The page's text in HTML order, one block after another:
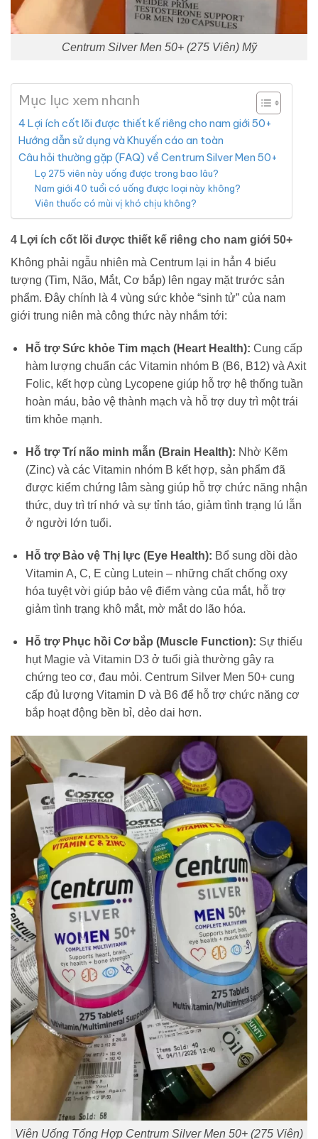
Centrum Silver Men 50+ (275 Viên) Mỹ
Mục lục xem nhanh
4 Lợi ích cốt lõi được thiết kế riêng cho nam giới 50+
Hướng dẫn sử dụng và Khuyến cáo an toàn
Câu hỏi thường gặp (FAQ) về Centrum Silver Men 50+
Lọ 275 viên này uống được trong bao lâu?
Nam giới 40 tuổi có uống được loại này không?
Viên thuốc có mùi vị khó chịu không?
4 Lợi ích cốt lõi được thiết kế riêng cho nam giới 50+
Không phải ngẫu nhiên mà Centrum lại in hẳn 4 biểu
tượng (Tim, Não, Mắt, Cơ bắp) lên ngay mặt trước sản
phẩm. Đây chính là 4 vùng sức khỏe “sinh tử” của nam
giới trung niên mà công thức này nhắm tới:
Hỗ trợ Sức khỏe Tim mạch (Heart Health): Cung cấp
hàm lượng chuẩn các Vitamin nhóm B (B6, B12) và Axit
Folic, kết hợp cùng Lycopene giúp hỗ trợ hệ thống tuần
hoàn máu, bảo vệ thành mạch và hỗ trợ duy trì một trái
tim khỏe mạnh.
Hỗ trợ Trí não minh mẫn (Brain Health): Nhờ Kẽm
(Zinc) và các Vitamin nhóm B kết hợp, sản phẩm đã
được kiểm chứng lâm sàng giúp hỗ trợ chức năng nhận
thức, duy trì trí nhớ và sự tỉnh táo, giảm tình trạng lú lẫn
ở người lớn tuổi.
Hỗ trợ Bảo vệ Thị lực (Eye Health): Bổ sung dồi dào
Vitamin A, C, E cùng Lutein – những chất chống oxy
hóa tuyệt vời giúp bảo vệ điểm vàng của mắt, hỗ trợ
giảm tình trạng khô mắt, mờ mắt do lão hóa.
Hỗ trợ Phục hồi Cơ bắp (Muscle Function): Sự thiếu
hụt Magie và Vitamin D3 ở tuổi già thường gây ra
chứng teo cơ, đau mỏi. Centrum Silver Men 50+ cung
cấp đủ lượng Vitamin D và B6 để hỗ trợ chức năng cơ
bắp hoạt động bền bỉ, dẻo dai hơn.
Viên Uống Tổng Hợp Centrum Silver Men 50+ (275 Viên)